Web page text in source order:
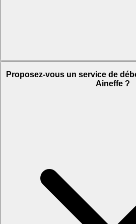
Proposez-vous un service de
Aineffe ?